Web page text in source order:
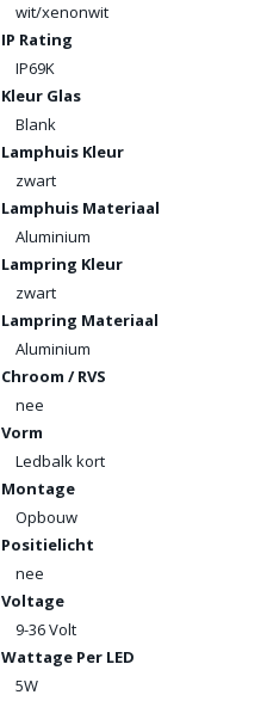
wit/xenonwit
IP Rating
IP69K
Kleur Glas
Blank
Lamphuis Kleur
zwart
Lamphuis Materiaal
Aluminium
Lampring Kleur
zwart
Lampring Materiaal
Aluminium
Chroom / RVS
nee
Vorm
Ledbalk kort
Montage
Opbouw
Positielicht
nee
Voltage
9-36 Volt
Wattage Per LED
5W